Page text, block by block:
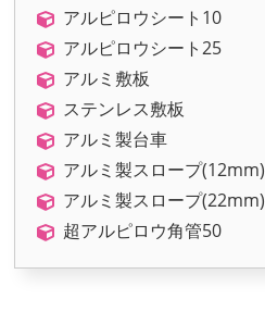
アルピロウシート10
アルピロウシート25
アルミ敷板
ステンレス敷板
アルミ製台車
アルミ製スロープ(12mm)
アルミ製スロープ(22mm)
超アルピロウ角管50